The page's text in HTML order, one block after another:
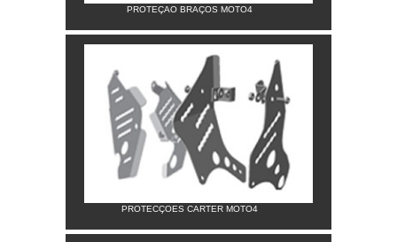
PROTEÇAO BRAÇOS MOTO4
PROTECÇOES CARTER MOTO4